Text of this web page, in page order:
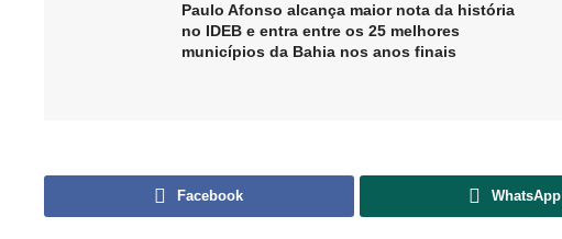
Paulo Afonso alcança maior nota da história
no IDEB e entra entre os 25 melhores
municípios da Bahia nos anos finais
Facebook WhatsApp